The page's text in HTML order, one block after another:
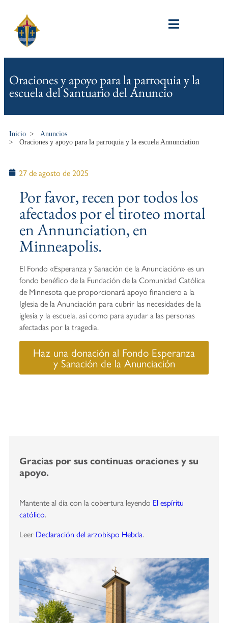
Oraciones y apoyo para la parroquia y la
escuela del Santuario del Anuncio
Inicio >
Anuncios
>
Oraciones y apoyo para la parroquia y la escuela Annunciation
27 de agosto de 2025
Por favor, recen por todos los
afectados por el tiroteo mortal
en Annunciation, en
Minneapolis.
El Fondo «Esperanza y Sanación de la Anunciación» es un
fondo benéfico de la Fundación de la Comunidad Católica
de Minnesota que proporcionará apoyo financiero a la
Iglesia de la Anunciación para cubrir las necesidades de la
iglesia y la escuela, así como para ayudar a las personas
afectadas por la tragedia.
Haz una donación al Fondo Esperanza
y Sanación de la Anunciación
Gracias por sus continuas oraciones y su
apoyo.
Mantente al día con la cobertura leyendo El espíritu
católico.
Leer Declaración del arzobispo Hebda.